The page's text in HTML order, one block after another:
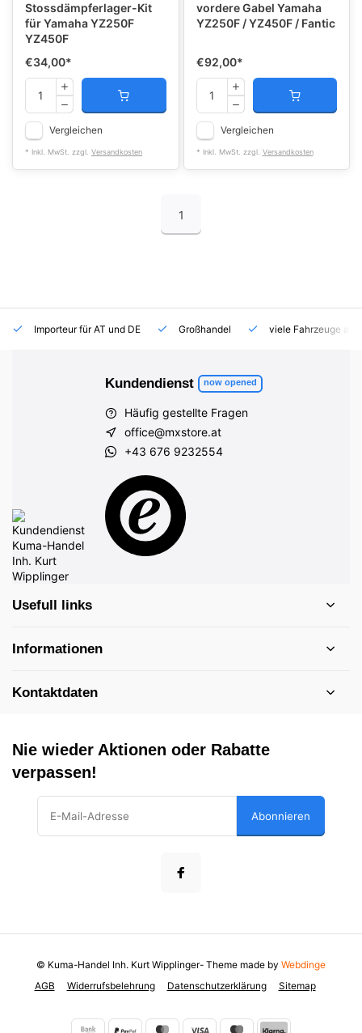
Stossdämpferlager-Kit
für Yamaha YZ250F
YZ450F
€34,00*
Vergleichen
* Inkl. MwSt. zzgl. Versandkosten
vordere Gabel Yamaha
YZ250F / YZ450F / Fantic
€92,00*
Vergleichen
* Inkl. MwSt. zzgl. Versandkosten
1
Importeur für AT und DE Großhandel viele Fahrzeuge auf
Kundendienst now opened
Häufig gestellte Fragen
office@mxstore.at
+43 676 9232554
Usefull links
Informationen
Kontaktdaten
Nie wieder Aktionen oder Rabatte
verpassen!
Abonnieren
AGB Widerrufsbelehrung Datenschutzerklärung Sitemap
© Kuma-Handel Inh. Kurt Wipplinger- Theme made by Webdinge